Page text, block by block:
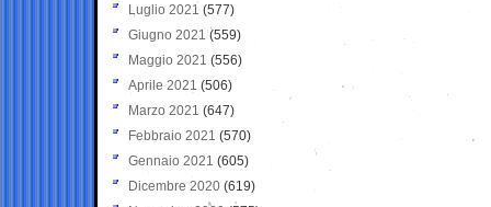
Luglio 2021 (577)
Giugno 2021(559)
Maggio 2021 (556)
Aprile 2021 (506)
Marzo 2021 (647)
Febbraio 2021 (570)
Gennaio 2021 (605)
Dicembre 2020 (619)